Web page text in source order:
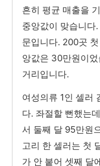
흔히 평균 매출을
중앙값이 맞습니다
문입니다. 200곳
앙값은 30만원이
거리입니다.
여성의류 1인 셀러
다. 좌절할 뻔했는
서 둘째 달 95만원
고리 한 셀러는 첫
가 안 붙어 셋째 달